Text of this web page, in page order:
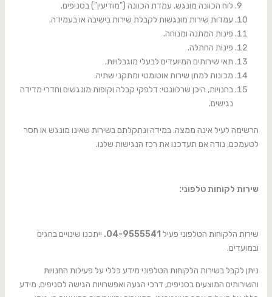
לוח הכוונה מונגש. עמדת הכוונה ("מודיעין") בסניפים.
עמדות שירות מונגשות לקבלת שירות בישיבה או בעמידה.
פינות המתנה ומנוחה.
פינות החתלה.
תאי שירותים המיועדים לבעלי מוגבלויות.
מכונות למתן שירות אוטומטי ומתקני שתיה.
בחנויות, היכן שרלוונטי: דלפקי קבלה וקופות מונגשים וחדרי מדידה
נגישים.
הרשימה לעיל אינה ממצה. במידה ונתקלתם בשירות שאינו מונגש או חסר
לטעמכם, נודה אם תעדכנו את רכז הנגישות שלנו.
שירות לקוחות טלפוני:
שירות הלקוחות הטלפוני פעיל 04-9555541. ייתכנו שינויים בחגים
ובמועדים.
ניתן לקבל בשירות הלקוחות הטלפוני מידע כללי על פעילות החנויות
והשירותים המוצעים בסניפים, דרכי הגעה ואפשרויות הגישה לסניפים, מידע